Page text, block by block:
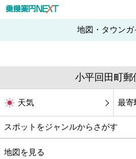
地図・タウンガ
小平回田町郵
天気 最寄
スポットをジャンルからさがす
グルメ
地図を見る